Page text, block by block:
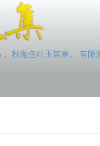
秋抛色叶玉笛寒。 有